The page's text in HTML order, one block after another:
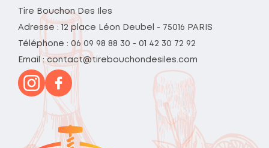
Tire Bouchon Des Iles
Adresse : 12 place Léon Deubel - 75016 PARIS
Téléphone : 06 09 98 88 30 - 01 42 30 72 92
Email : contact@tirebouchondesiles.com